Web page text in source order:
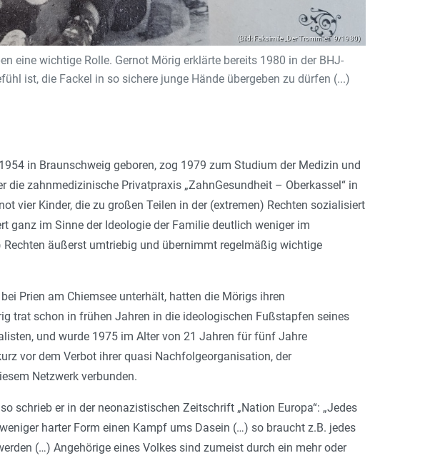
(Bild: Faksimile „Der Trommler“ 9/1980)
eine wichtige Rolle. Gernot Mörig erklärte bereits 1980 in der BHJ-
ist, die Fackel in so sichere junge Hände übergeben zu dürfen (...)
in Braunschweig geboren, zog 1979 zum Studium der Medizin und
zahnmedizinische Privatpraxis „ZahnGesundheit – Oberkassel“ in
vier Kinder, die zu großen Teilen in der (extremen) Rechten sozialisiert
ganz im Sinne der Ideologie der Familie deutlich weniger im
äußerst umtriebig und übernimmt regelmäßig wichtige
Prien am Chiemsee unterhält, hatten die Mörigs ihren
trat schon in frühen Jahren in die ideologischen Fußstapfen seines
und wurde 1975 im Alter von 21 Jahren für fünf Jahre
vor dem Verbot ihrer quasi Nachfolgeorganisation, der
Netzwerk verbunden.
schrieb er in der neonazistischen Zeitschrift „Nation Europa“: „Jedes
harter Form einen Kampf ums Dasein (…) so braucht z.B. jedes
(…) Angehörige eines Volkes sind zumeist durch ein mehr oder